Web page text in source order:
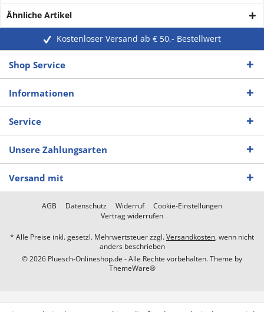
Ähnliche Artikel
Kostenloser Versand ab € 50,- Bestellwert
Shop Service
Informationen
Service
Unsere Zahlungsarten
Versand mit
AGB Datenschutz Widerruf
Cookie-Einstellungen
Vertrag widerrufen
* Alle Preise inkl. gesetzl. Mehrwertsteuer zzgl.Versandkosten, wenn nicht
anders beschrieben
© 2026 Pluesch-Onlineshop.de - Alle Rechte vorbehalten. Theme by
ThemeWare®